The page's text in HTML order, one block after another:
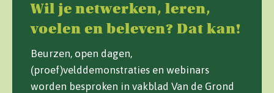
Wil je netwerken, leren,
voelen en beleven? Dat kan!
Beurzen, open dagen,
(proef)velddemonstraties en webinars
worden besproken in vakblad Van de Grond